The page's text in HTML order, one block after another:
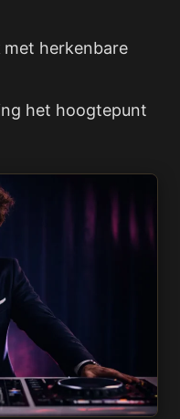
met herkenbare
het hoogtepunt